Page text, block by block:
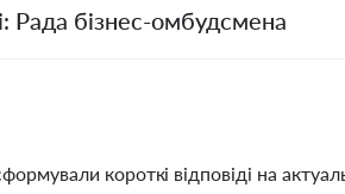
Рада бізнес-омбудсмена
короткі відповіді на